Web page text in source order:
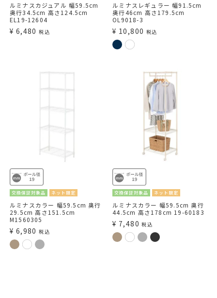
ルミナスカジュアル 幅59.5cm
奥行34.5cm 高さ124.5cm
EL19-12604
¥ 6,480 税込
ルミナスレギュラー 幅91.5cm
奥行46cm 高さ179.5cm
OL9018-3
¥ 10,800 税込
交換保証対象品 ネット限定
ルミナスカラー 幅59.5cm 奥行
29.5cm 高さ151.5cm
M1560305
¥ 6,980 税込
交換保証対象品 ネット限定
ルミナスカラー 幅59.5cm 奥行
44.5cm 高さ178cm 19-60183
¥ 7,480 税込